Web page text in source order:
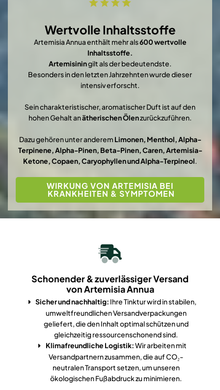
Wertvolle Inhaltsstoffe
Artemisia Annua enthält mehr als600 wertvolle
Inhaltsstoffe.
Artemisiningilt als der bedeutendste.
Besonders in den letzten Jahrzehnten wurde dieser
intensiv erforscht.
Sein charakteristischer, aromatischer Duft ist auf den
hohen Gehalt anätherischen Ölenzurückzuführen.
Dazu gehören unter anderem Limonen, Menthol, Alpha-
Terpinene, Alpha-Pinen, Beta-Pinen, Caren, Artemisia-
Ketone, Copaen, Caryophyllen und Alpha-Terpineol
WIRKUNG VON ARTEMISIA BEI
KRANKHEITEN & SYMPTOMEN
Schonender & zuverlässiger Versand
von Artemisia Annua
Sicher und nachhaltig: Ihre Tinktur wird in stabilen,
umweltfreundlichen Versandverpackungen
geliefert, die den Inhalt optimal schützen und
gleichzeitig ressourcenschonend sind.
Klimafreundliche Logistik:Wir arbeiten mit
Versandpartnern zusammen, die auf CO₂-
neutralen Transport setzen, um unseren
ökologischen Fußabdruck zu minimieren.